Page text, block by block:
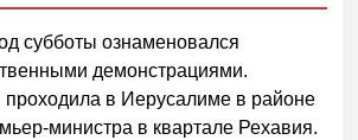
субботы ознаменовался
демонстрациями.
проходила в Иерусалиме в районе
министра в квартале Рехавия.